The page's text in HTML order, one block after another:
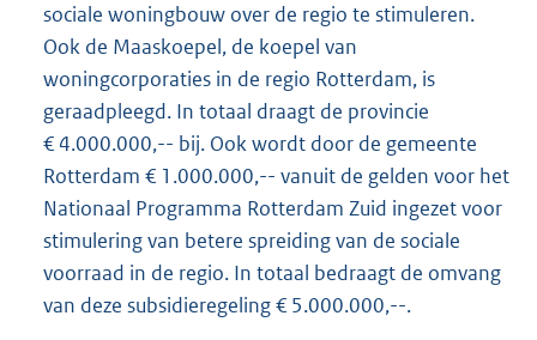
sociale woningbouw over de regio te stimuleren.
Ook de Maaskoepel, de koepel van
woningcorporaties in de regio Rotterdam, is
geraadpleegd. In totaal draagt de provincie
€ 4.000.000,-- bij. Ook wordt door de gemeente
Rotterdam € 1.000.000,-- vanuit de gelden voor het
Nationaal Programma Rotterdam Zuid ingezet voor
stimulering van betere spreiding van de sociale
voorraad in de regio. In totaal bedraagt de omvang
van deze subsidieregeling € 5.000.000,--.